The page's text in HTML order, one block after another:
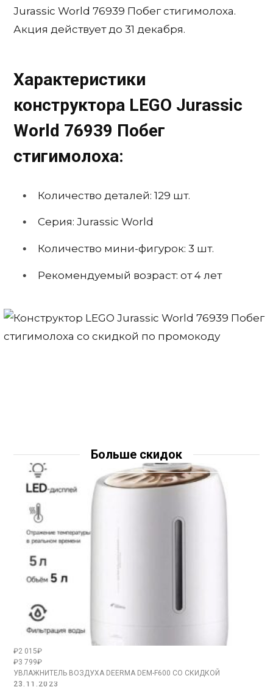
Jurassic World 76939 Побег стигимолоха.
Акция действует до 31 декабря.
Характеристики
конструктора LEGO Jurassic
World 76939 Побег
стигимолоха:
Количество деталей: 129 шт.
Серия: Jurassic World
Количество мини-фигурок: 3 шт.
Рекомендуемый возраст: от 4 лет
Больше скидок
₽2 015₽
₽3 799₽
УВЛАЖНИТЕЛЬ ВОЗДУХА DEERMA DEM-F600 СО СКИДКОЙ
23.11.2023